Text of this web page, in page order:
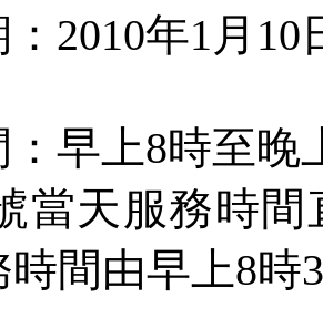
2010年1 月 10
早上8時至晚
當天服務時間
時間由早上8時